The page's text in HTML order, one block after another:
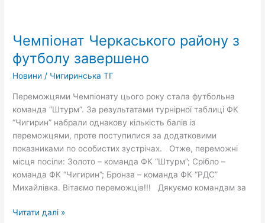
Чемпіонат Черкаського району з
футболу завершено
Новини / Чигиринська ТГ
Переможцями Чемпіонату цього року стала футбольна
команда “Штурм”. За результатами турнірної таблиці ФК
“Чигирин” набрали однакову кількість балів із
переможцями, проте поступилися за додатковими
показниками по особистих зустрічах. Отже, переможні
місця посіли: Золото – команда ФК “Штурм”; Срібло –
команда ФК “Чигирин”; Бронза – команда ФК “РДС”
Михайлівка. Вітаємо переможців!!! Дякуємо командам за
району
футболу
завершено
Читати далі »